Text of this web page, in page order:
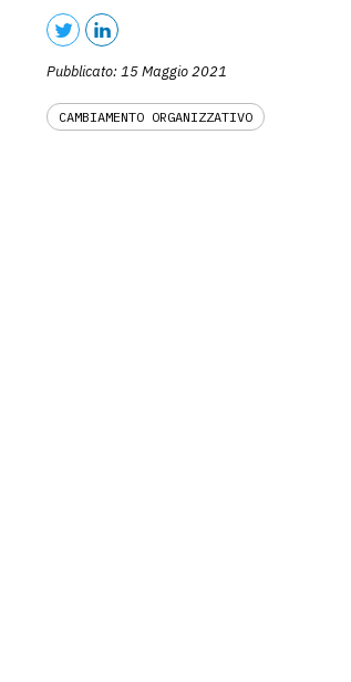
Pubblicato: 15 Maggio 2021
CAMBIAMENTO ORGANIZZATIVO